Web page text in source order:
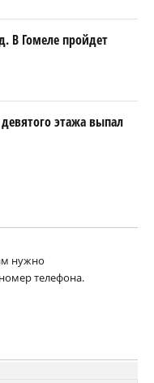
В Гомеле пройдет
этажа выпал
нужно
телефона.